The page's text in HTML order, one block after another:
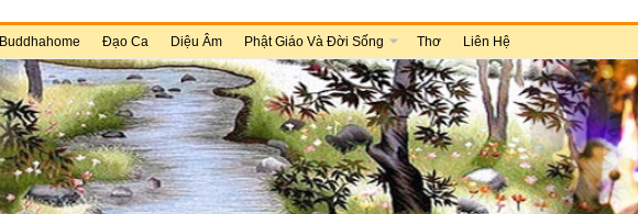
Buddhahome Đạo Ca Diệu Âm Phật Giáo Và Đời Sống Thơ Liên Hệ